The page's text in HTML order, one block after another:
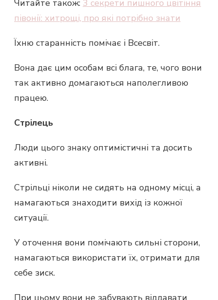
Читайте також: 3 секрети пишного цвітіння
півонії: хитрощі, про які потрібно знати
Їхню старанність помічає і Всесвіт.
Вона дає цим особам всі блага, те, чого вони
так активно домагаються наполегливою
працею.
Стрілець
Люди цього знаку оптимістичні та досить
активні.
Стрільці ніколи не сидять на одному місці, а
намагаються знаходити вихід із кожної
ситуації.
У оточення вони помічають сильні сторони,
намагаються використати їх, отримати для
себе зиск.
При цьому вони не забувають віддавати